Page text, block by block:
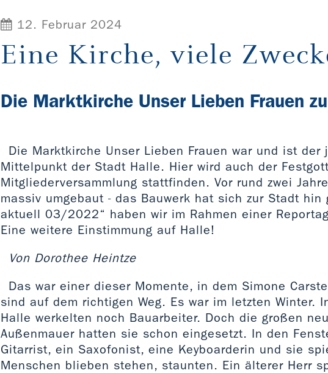
12. Februar 2024
Eine Kirche, viele
Die Marktkirche Unser Lieben Frauen
Die Marktkirche Unser Lieben Frauen war und ist der
Mittelpunkt der Stadt Halle. Hier wird auch der
Mitgliederversammlung stattfinden. Vor rund zwei
massiv umgebaut - das Bauwerk hat sich zur Stadt hin
aktuell 03/2022“ haben wir im Rahmen einer
Eine weitere Einstimmung auf Halle!
Von Dorothee Heintze
Das war einer dieser Momente, in dem Simone
sind auf dem richtigen Weg. Es war im letzten Winter.
Halle werkelten noch Bauarbeiter. Doch die großen
Außenmauer hatten sie schon eingesetzt. In den
Gitarrist, ein Saxofonist, eine Keyboarderin und sie
Menschen blieben stehen, staunten. Ein älterer Herr